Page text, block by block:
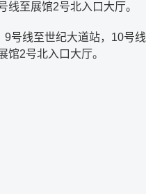
至展馆2号北入口大厅。
号线至世纪大道站，10号线
2号北入口大厅。